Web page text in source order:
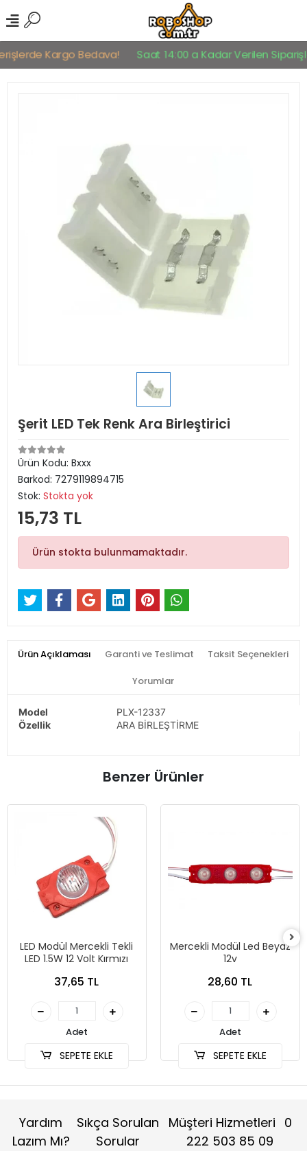
Kargo Bedava! Saat 14:00 a Kadar Verilen
Şerit LED Tek Renk Ara Birleştirici
Ürün Kodu: Bxxx
Barkod: 7279119894715
Stok: Stokta yok
15,73 TL
Ürün stokta bulunmamaktadır.
Ürün Açıklaması Garanti ve Teslimat Taksit Seçenekleri
Yorumlar
Model
PLX-12337
Özellik
ARA BİRLEŞTİRME
Benzer Ürünler
LED Modül Mercekli Tekli
LED 1.5W 12 Volt Kırmızı
37,65 TL
Adet
SEPETE EKLE
Mercekli Modül Led Beyaz
12v
28,60 TL
Adet
SEPETE EKLE
Yardım
Lazım Mı?
Sıkça Sorulan
Sorular
Müşteri Hizmetleri 0
222 503 85 09